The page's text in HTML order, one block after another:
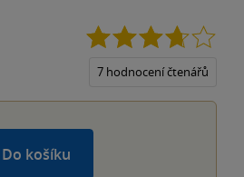
7 hodnocení čtenářů
Do košíku